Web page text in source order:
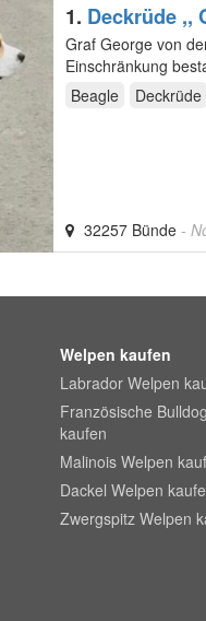
1.
Graf George von der Westerengerheide
Einschränkung bestanden Wenn Sie für Ihre Hündin einen besonderen Deckrüden suchen - dann
steht…
Beagle Deckrüde
32257 Bünde -
Welpen kaufen
Labrador Welpen
Französische
kaufen
Malinois Welpen
Dackel Welpen
Zwergspitz Welpen